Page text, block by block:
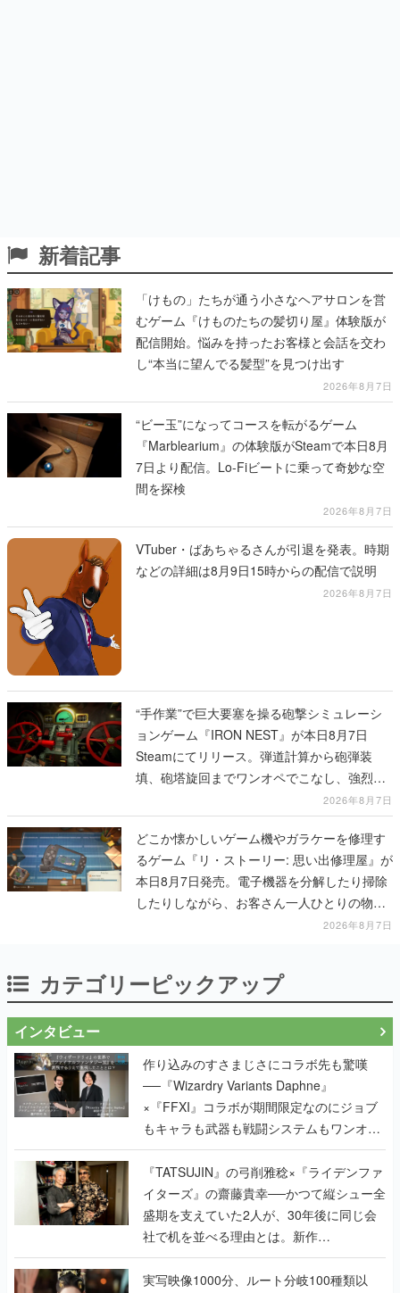
新着記事
「けもの」たちが通う小さなヘアサロンを営
むゲーム『けものたちの髪切り屋』体験版が
配信開始。悩みを持ったお客様と会話を交わ
し“本当に望んでる髪型”を見つけ出す
2026年8月7日
“ビー玉”になってコースを転がるゲーム
『Marblearium』の体験版がSteamで本日8月
7日より配信。Lo-Fiビートに乗って奇妙な空
間を探検
2026年8月7日
VTuber・ばあちゃるさんが引退を発表。時期
などの詳細は8月9日15時からの配信で説明
2026年8月7日
“手作業”で巨大要塞を操る砲撃シミュレーシ
ョンゲーム『IRON NEST』が本日8月7日
Steamにてリリース。弾道計算から砲弾装
填、砲塔旋回までワンオペでこなし、強烈な
一撃をブチかませるロマンある作品2026年8月7日
どこか懐かしいゲーム機やガラケーを修理す
るゲーム『リ・ストーリー: 思い出修理屋』が
本日8月7日発売。電子機器を分解したり掃除
したりしながら、お客さん一人ひとりの物語
2026年8月7日
カテゴリーピックアップ
インタビュー
作り込みのすさまじさにコラボ先も驚嘆
──『Wizardry Variants Daphne』
×『FFXI』コラボが期間限定なのにジョブ
もキャラも武器も戦闘システムもワンオフ
で作り込まれた理由を両ディレクターに聞
く
『TATSUJIN』の弓削雅稔×『ライデンファ
イターズ』の齋藤貴幸──かつて縦シュー全
盛期を支えていた2人が、30年後に同じ会
社で机を並べる理由とは。新作
『TATSUJIN EXTREME』で初タッグを組
んだレジェンド2人に訊く開発秘話
実写映像1000分、ルート分岐100種類以